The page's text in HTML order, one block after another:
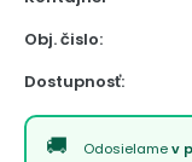
Obj. čislo:
Dostupnosť:
Odosielamev